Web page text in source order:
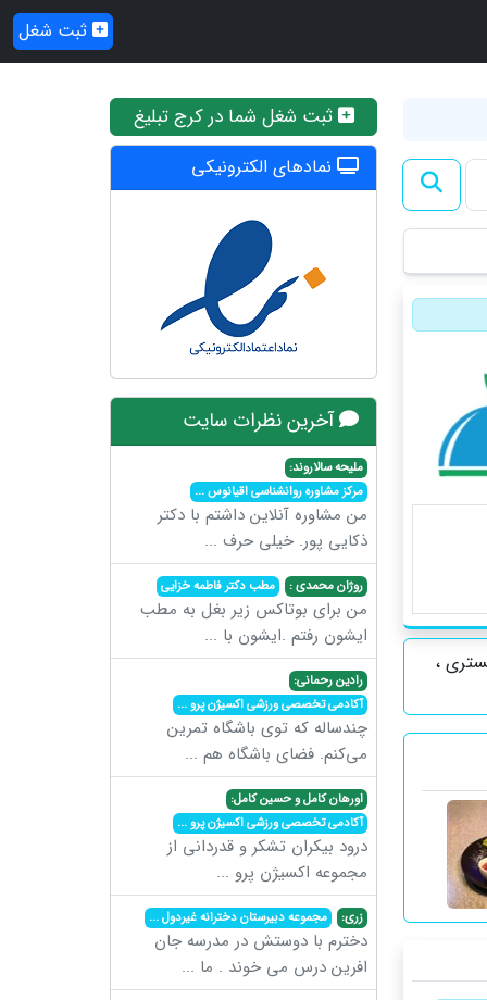
ثبت شغل
،
ثبت شغل شما در کرج تبلیغ
نمادهای الکترونیکی
آخرین نظرات سایت
ملیحه سالاروند:
مرکز مشاوره روانشناسی اقیانوس...
من مشاوره آنلاین داشتم با دکتر
ذکایی پور. خیلی حرف ...
روژان محمدی : مطب دکتر فاطمه خزایی
من برای بوتاکس زیر بغل به مطب
ایشون رفتم .ایشون با ...
رادین رحمانی:
آکادمی تخصصی ورزشی اکسیژن پرو...
چندساله که توی باشگاه تمرین
می‌کنم. فضای باشگاه هم ...
اورهان کامل و حسین کامل:
آکادمی تخصصی ورزشی اکسیژن پرو...
درود بیکران تشکر و قدردانی از
مجموعه اکسیژن پرو ...
زری: مجموعه دبیرستان دخترانه غیردول...
دخترم با دوستش در مدرسه جان
افرین درس می خوند . ما ...